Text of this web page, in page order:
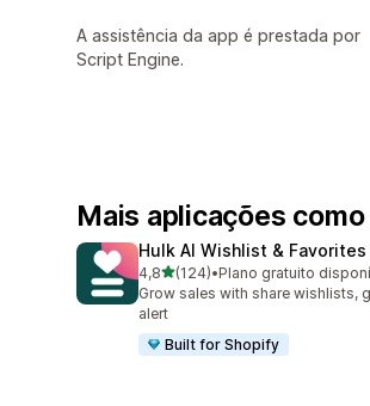
A assistência da app é prestada por
Script Engine.
Mais aplicações
Hulk AI Wishlist & Favorites
4,8de 5 estrelas
(124)
124 total de avaliações
•Plano gratuito
Grow sales with share wishlists,
alert
Built for Shopify